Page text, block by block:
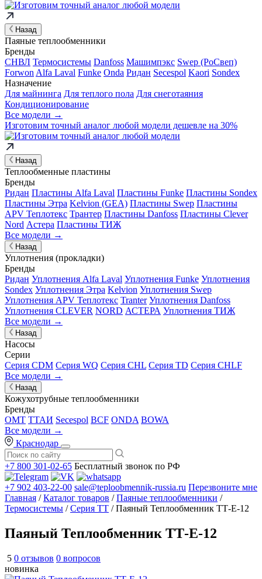
Назад
Паяные теплообменники
Бренды
СНВЛ Термосистемы Danfoss Машимпэкс Swep (РоСвеп)
Forwon Alfa Laval Funke Onda Ридан Secespol Kaori Sondex
Назначение
Для майнинга Для теплого пола Для снеготаяния
Кондиционирование
Все модели →
Изготовим точный аналог любой модели дешевле на 30%
Назад
Теплообменные пластины
Бренды
Ридан Пластины Alfa Laval Пластины Funke Пластины Sondex
Пластины Этра Kelvion (GEA) Пластины Swep Пластины
APV Теплотекс Трантер Пластины Danfoss Пластины Clever
Nord Астера Пластины ТИЖ
Все модели →
Назад
Уплотнения (прокладки)
Бренды
Ридан Уплотнения Alfa Laval Уплотнения Funke Уплотнения
Sondex Уплотнения Этра Kelvion Уплотнения Swep
Уплотнения APV Теплотекс Tranter Уплотнения Danfoss
Уплотнения CLEVER NORD АСТЕРА Уплотнения ТИЖ
Все модели →
Назад
Насосы
Серии
Серия CDM Серия WQ Серия CHL Серия TD Серия CHLF
Все модели →
Назад
Кожухотрубные теплообменники
Бренды
OMT ТТАИ Secespol BCF ONDA BOWA
Все модели →
Краснодар
+7 800 301-02-65 Бесплатный звонок по РФ
+7 902 403-22-00 sale@teploobmennik-russia.ru Перезвоните мне
Главная /Каталог товаров /Паяные теплообменники /
Термосистемы /Серия ТТ / Паяный Теплообменник ТТ-Е-12
Паяный Теплообменник ТТ-Е-12
5 0 отзывов 0 вопросов
новинка